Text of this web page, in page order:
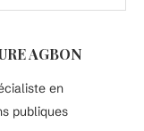
AGBON
en
publiques